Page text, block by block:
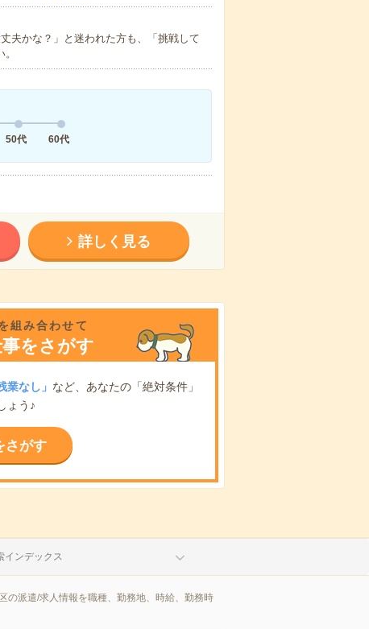
夫かな？」と迷われた方も、「挑戦して
50代 60代
詳しく見る
組み合わせて
をさがす
業なし」 など、あなたの「絶対条件」
ょう♪
さがす
インデックス
の派遣/求人情報を職種、勤務地、時給、勤務時